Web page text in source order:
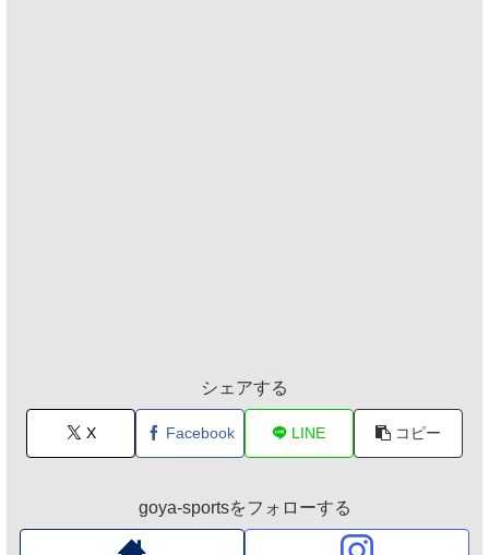
シェアする
X Facebook LINE コピー
goya-sportsをフォローする